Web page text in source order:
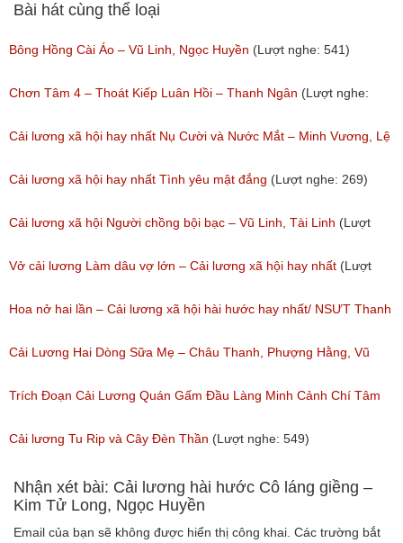
Bài hát cùng thể loại
Bông Hồng Cài Áo – Vũ Linh, Ngọc Huyền (Lượt nghe: 541)
Chơn Tâm 4 – Thoát Kiếp Luân Hồi – Thanh Ngân (Lượt nghe:
267)
Cải lương xã hội hay nhất Nụ Cười và Nước Mắt – Minh Vương, Lệ
Thủy
(Lượt nghe: 776)
Cải lương xã hội hay nhất Tình yêu mật đắng (Lượt nghe: 269)
Cải lương xã hội Người chồng bội bạc – Vũ Linh, Tài Linh (Lượt
nghe: 473)
Vở cải lương Làm dâu vợ lớn – Cải lương xã hội hay nhất (Lượt
nghe: 383)
Hoa nở hai lần – Cải lương xã hội hài hước hay nhất/ NSƯT Thanh
Ngân, NSƯT Vũ Linh
(Lượt nghe: 191)
Cải Lương Hai Dòng Sữa Mẹ – Châu Thanh, Phượng Hằng, Vũ
Minh Vương, Linh Vương, Phương Hồng Thủy
(Lượt nghe: 609)
Trích Đoạn Cải Lương Quán Gấm Đầu Làng Minh Cảnh Chí Tâm
(Lượt nghe: 285)
Cải lương Tu Rip và Cây Đèn Thần (Lượt nghe: 549)
Nhận xét bài: Cải lương hài hước Cô láng giềng –
Kim Tử Long, Ngọc Huyền
Email của bạn sẽ không được hiển thị công khai. Các trường bắt